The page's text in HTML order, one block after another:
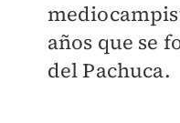
años que se
del Pachuca.